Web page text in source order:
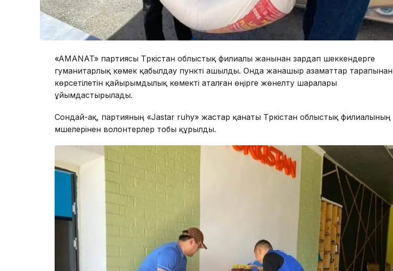
«AMANAT» партиясы Түркістан облыстық филиалы жанынан зардап шеккендерге
гуманитарлық көмек қабылдау пункті ашылды. Онда жанашыр азаматтар тарапынан
көрсетілетін қайырымдылық көмекті аталған өңірге жөнелту шаралары
ұйымдастырылады.
Сондай-ақ, партияның «Jastar ruhy» жастар қанаты Түркістан облыстық филиалының
мүшелерінен волонтерлер тобы құрылды.